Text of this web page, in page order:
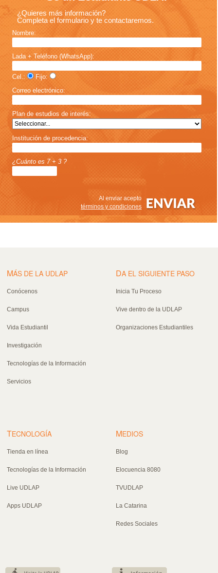
¿Quieres más información?
Completa el formulario y te contactaremos.
Nombre:
Lada + Teléfono (WhatsApp):
Cel.:
Fijo:
Correo electrónico:
Plan de estudios de interés:
Institución de procedencia:
¿Cuánto es 7 + 3 ?
Al enviar acepto
términos y condiciones
MÁS DE LA UDLAP
Conócenos
Campus
Vida Estudiantil
Investigación
Tecnologías de la Información
Servicios
DA EL SIGUIENTE PASO
Inicia Tu Proceso
Vive dentro de la UDLAP
Organizaciones Estudiantiles
TECNOLOGÍA
Tienda en línea
Tecnologías de la Información
Live UDLAP
Apps UDLAP
MEDIOS
Blog
Elocuencia 8080
TVUDLAP
La Catarina
Redes Sociales